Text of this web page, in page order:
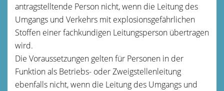
antragstelltende Person nicht, wenn die Leitung des
Umgangs und Verkehrs mit explosionsgefährlichen
Stoffen einer fachkundigen Leitungsperson übertragen
wird.
Die Voraussetzungen gelten für Personen in der
Funktion als Betriebs- oder Zweigstellenleitung
ebenfalls nicht, wenn die Leitung des Umgangs und